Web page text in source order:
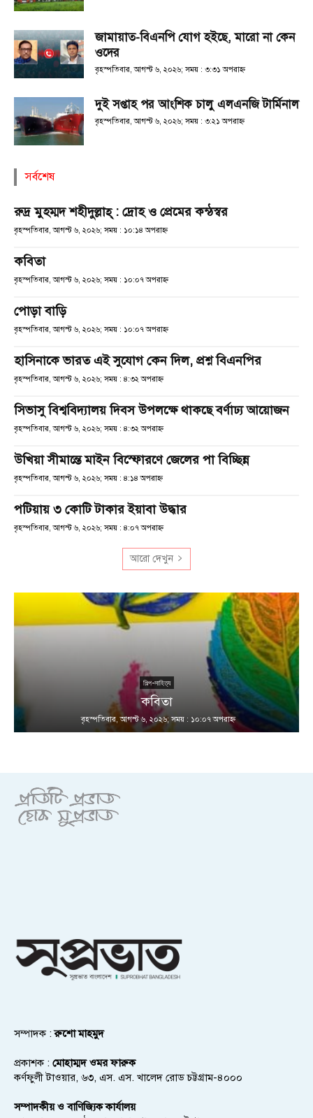
জামায়াত-বিএনপি যোগ হইছে, মারো না কেন
ওদের
বৃহস্পতিবার, আগস্ট ৬, ২০২৬; সময় : ৩:৩১ অপরাহ্ণ
দুই সপ্তাহ পর আংশিক চালু এলএনজি টার্মিনাল
বৃহস্পতিবার, আগস্ট ৬, ২০২৬; সময় : ৩:২১ অপরাহ্ণ
সর্বশেষ
রুদ্র মুহম্মদ শহীদুল্লাহ্ : দ্রোহ ও প্রেমের কন্ঠস্বর
বৃহস্পতিবার, আগস্ট ৬, ২০২৬; সময় : ১০:১৪ অপরাহ্ণ
কবিতা
বৃহস্পতিবার, আগস্ট ৬, ২০২৬; সময় : ১০:০৭ অপরাহ্ণ
পোড়া বাড়ি
বৃহস্পতিবার, আগস্ট ৬, ২০২৬; সময় : ১০:০৭ অপরাহ্ণ
হাসিনাকে ভারত এই সুযোগ কেন দিল, প্রশ্ন বিএনপির
বৃহস্পতিবার, আগস্ট ৬, ২০২৬; সময় : ৪:৩২ অপরাহ্ণ
সিভাসু বিশ্ববিদ্যালয় দিবস উপলক্ষে থাকছে বর্ণাঢ্য আয়োজন
বৃহস্পতিবার, আগস্ট ৬, ২০২৬; সময় : ৪:৩২ অপরাহ্ণ
উখিয়া সীমান্তে মাইন বিস্ফোরণে জেলের পা বিচ্ছিন্ন
বৃহস্পতিবার, আগস্ট ৬, ২০২৬; সময় : ৪:১৪ অপরাহ্ণ
পটিয়ায় ৩ কোটি টাকার ইয়াবা উদ্ধার
বৃহস্পতিবার, আগস্ট ৬, ২০২৬; সময় : ৪:০৭ অপরাহ্ণ
আরো দেখুন
শিল্প-সাহিত্য
কবিতা
বৃহস্পতিবার, আগস্ট ৬, ২০২৬; সময় : ১০:০৭ অপরাহ্ণ
সম্পাদক :রুশো মাহমুদ
প্রকাশক : মোহাম্মদ ওমর ফারুক
কর্ণফুলী টাওয়ার, ৬৩, এস. এস. খালেদ রোড চট্টগ্রাম-৪০০০
সম্পাদকীয় ও বাণিজ্যিক কার্যালয়